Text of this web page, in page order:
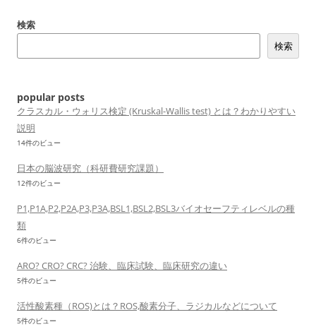
ゲ
ン
検索
検索
popular posts
クラスカル・ウォリス検定 (Kruskal-Wallis test) とは？わかりやすい
説明
14件のビュー
日本の脳波研究（科研費研究課題）
12件のビュー
P1,P1A,P2,P2A,P3,P3A,BSL1,BSL2,BSL3バイオセーフティレベルの種
類
6件のビュー
ARO? CRO? CRC? 治験、臨床試験、臨床研究の違い
5件のビュー
活性酸素種（ROS)とは？ROS,酸素分子、ラジカルなどについて
5件のビュー